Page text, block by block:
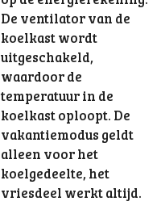
De ventilator van de
koelkast wordt
uitgeschakeld,
waardoor de
temperatuur in de
koelkast oploopt. De
vakantiemodus geldt
alleen voor het
koelgedeelte, het
vriesdeel werkt altijd.